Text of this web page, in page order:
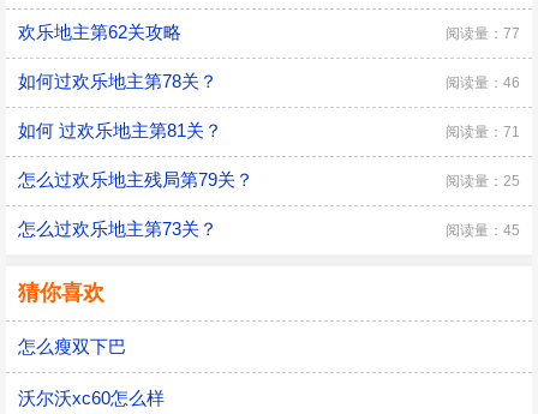
欢乐地主第62关攻略 阅读量：77
如何过欢乐地主第78关？ 阅读量：46
如何 过欢乐地主第81关？ 阅读量：71
怎么过欢乐地主残局第79关？ 阅读量：25
怎么过欢乐地主第73关？ 阅读量：45
猜你喜欢
怎么瘦双下巴
沃尔沃xc60怎么样